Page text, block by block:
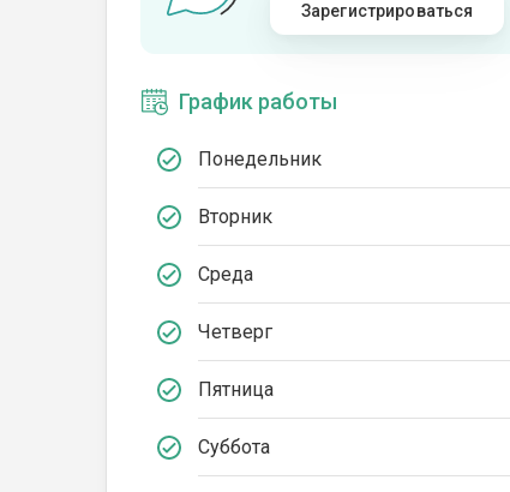
Зарегистрироваться
График работы
Понедельник
Вторник
Среда
Четверг
Пятница
Суббота